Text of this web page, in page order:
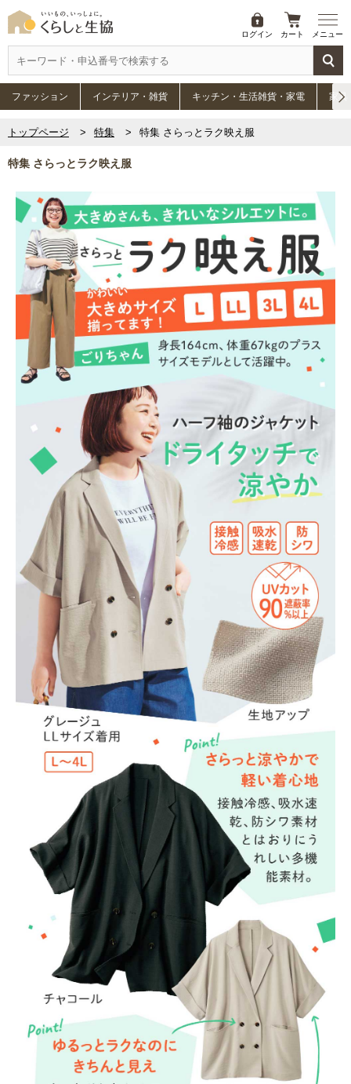
ログイン カート メニュー
ファッション インテリア・雑貨 キッチン・生活雑貨・家電 家具
トップページ 特集 特集 さらっとラク映え服
特集 さらっとラク映え服